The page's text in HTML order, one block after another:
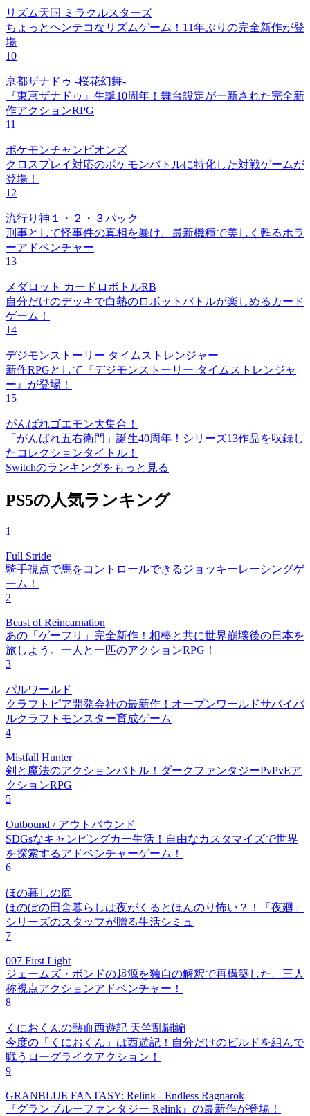
リズム天国 ミラクルスターズ
ちょっとヘンテコなリズムゲーム！11年ぶりの完全新作が登
場
10
亰都ザナドゥ -桜花幻舞-
『東亰ザナドゥ』生誕10周年！舞台設定が一新された完全新
作アクションRPG
11
ポケモンチャンピオンズ
クロスプレイ対応のポケモンバトルに特化した対戦ゲームが
登場！
12
流行り神１・２・３パック
刑事として怪事件の真相を暴け、最新機種で美しく甦るホラ
ーアドベンチャー
13
メダロット カードロボトルRB
自分だけのデッキで白熱のロボットバトルが楽しめるカード
ゲーム！
14
デジモンストーリー タイムストレンジャー
新作RPGとして『デジモンストーリー タイムストレンジャ
ー』が登場！
15
がんばれゴエモン大集合！
「がんばれ五右衛門」誕生40周年！シリーズ13作品を収録し
たコレクションタイトル！
Switchのランキングをもっと見る
PS5の人気ランキング
1
Full Stride
騎手視点で馬をコントロールできるジョッキーレーシングゲ
ーム！
2
Beast of Reincarnation
あの「ゲーフリ」完全新作！相棒と共に世界崩壊後の日本を
旅しよう。一人と一匹のアクションRPG！
3
パルワールド
クラフトピア開発会社の最新作！オープンワールドサバイバ
ルクラフトモンスター育成ゲーム
4
Mistfall Hunter
剣と魔法のアクションバトル！ダークファンタジーPvPvEア
クションRPG
5
Outbound / アウトバウンド
SDGsなキャンピングカー生活！自由なカスタマイズで世界
を探索するアドベンチャーゲーム！
6
ほの暮しの庭
ほのぼの田舎暮らしは夜がくるとほんのり怖い？！「夜廻」
シリーズのスタッフが贈る生活シミュ
7
007 First Light
ジェームズ・ボンドの起源を独自の解釈で再構築した、三人
称視点アクションアドベンチャー！
8
くにおくんの熱血西遊記 天竺乱闘編
今度の「くにおくん」は西遊記！自分だけのビルドを組んで
戦うローグライクアクション！
9
GRANBLUE FANTASY: Relink - Endless Ragnarok
『グランブルーファンタジー Relink』の最新作が登場！